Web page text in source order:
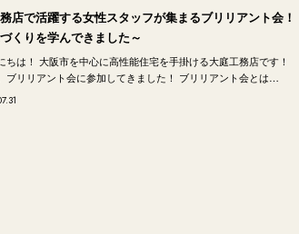
店で活躍する女性スタッフが集まるブリリアント会！
くりを学んできました～
ちは！ 大阪市を中心に高性能住宅を手掛ける大庭工務店です！
ブリリアント会に参加してきました！ ブリリアント会とは…